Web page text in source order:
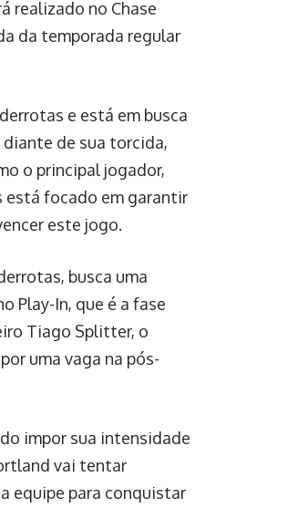
realizado no Chase
da temporada regular
e está em busca
diante de sua torcida,
o principal jogador,
está focado em garantir
este jogo.
busca uma
Play-In, que é a fase
Tiago Splitter, o
uma vaga na pós-
impor sua intensidade
vai tentar
equipe para conquistar